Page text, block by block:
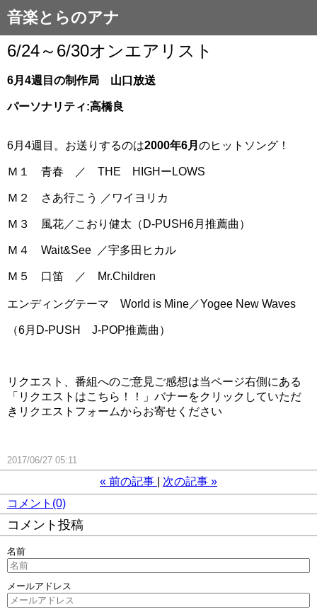
音楽とらのアナ
6/24～6/30オンエアリスト
6月4週目の制作局 山口放送
パーソナリティ:高橋良
6月4週目。お送りするのは2000年6月 のヒットソング！
Ｍ１ 青春 ／ THE HIGHーLOWS
Ｍ２ さあ行こう ／ワイヨリカ
Ｍ３ 風花／こおり健太（D-PUSH6月推薦曲）
Ｍ４ Wait&See ／宇多田ヒカル
Ｍ５ 口笛 ／ Mr.Children
エンディングテーマ World is Mine／Yogee New Waves
（6月D-PUSH J-POP推薦曲）
リクエスト、番組へのご意見ご感想は当ページ右側にある
「リクエストはこちら！！」バナーをクリックしていただ
きリクエストフォームからお寄せください
2017/06/27 05:11
« 前の記事 次の記事 »
コメント(0)
コメント投稿
名前
メールアドレス